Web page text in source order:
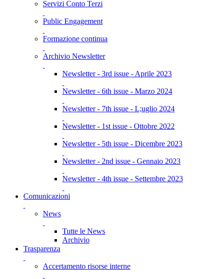
Servizi Conto Terzi
Public Engagement
Formazione continua
Archivio Newsletter
Newsletter - 3rd issue - Aprile 2023
Newsletter - 6th issue - Marzo 2024
Newsletter - 7th issue - L;uglio 2024
Newsletter - 1st issue - Ottobre 2022
Newsletter - 5th issue - Dicembre 2023
Newsletter - 2nd issue - Gennaio 2023
Newsletter - 4th issue - Settembre 2023
Comunicazioni
News
Tutte le News
Archivio
Trasparenza
Accertamento risorse interne